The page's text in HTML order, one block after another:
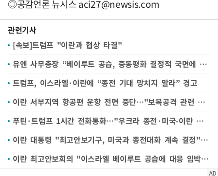
◎공감언론 뉴시스aci27@newsis.com
관련기사
[속보]트럼프 "이란과 협상 타결"
유엔 사무총장 “베이루트 공습, 중동평화 결정적 국면에 감행” 비판
트럼프, 이스라엘·이란에 “종전 기대 망치지 말라” 경고
이란 서부지역 항공편 운항 전면 중단…"보복공격 관련 가능성"
푸틴·트럼프 1시간 전화통화…"우크라 종전·미국-이란 합의 임박" 논의
이란 대통령 "최고안보기구, 미국과 종전대화 계속 결정"(종합)
이란 최고안보회의 "이스라엘 베이루트 공습에 대응 임박" 경고